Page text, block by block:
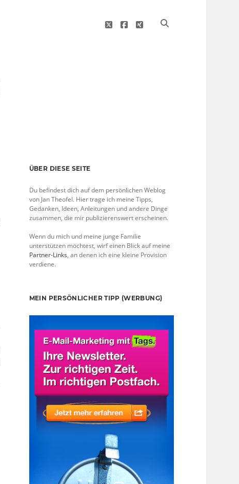
twitterfacebook
xing
Sidebar
ÜBER DIESE SEITE
Du befindest dich auf dem persönlichen Weblog
von Jan Theofel. Hier trage ich meine Tipps,
Gedanken, Ideen, Anleitungen und andere Dinge
zusammen, die mir publizierenswert erscheinen.
Wenn du mich und meine junge Familie
unterstützen möchtest, wirf einen Blick auf meine
Partner-Links, an denen ich eine kleine Provision
verdiene.
MEIN PERSÖNLICHER TIPP (WERBUNG)